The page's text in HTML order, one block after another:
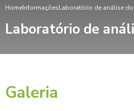
HomeInformaçõesLaboratório de análise
Laboratório de
Galeria